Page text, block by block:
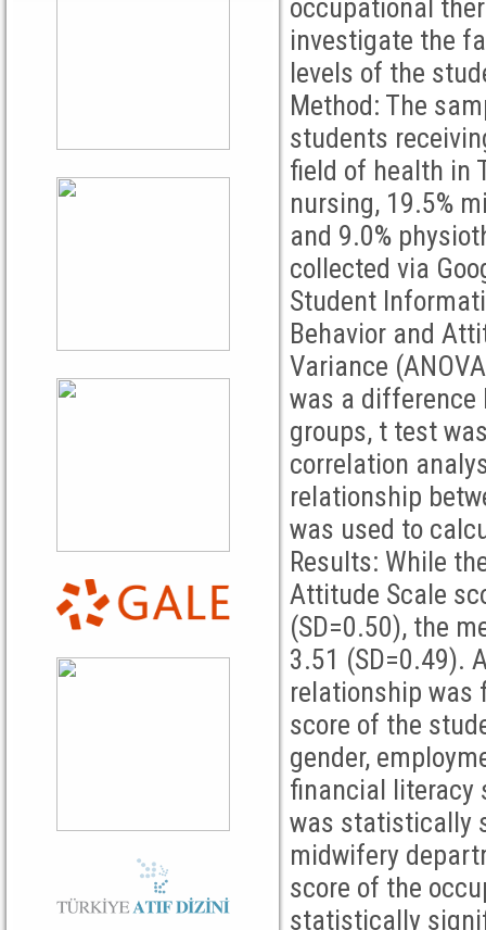
occupational
investigate the
levels of the
Method: The
students
field of health in
nursing, 19.5%
and 9.0%
collected via
Student
Behavior and
Variance
was a difference
groups, t test
correlation
relationship
was used to
Results: While
Attitude Scale
(SD=0.50), the
3.51 (SD=0.49).
relationship was
score of the
gender,
financial literacy
was statistically
midwifery
score of the
statistically